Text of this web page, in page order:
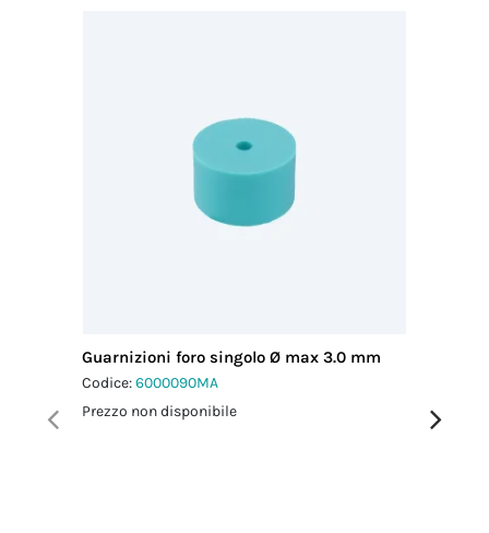
Guarnizioni foro singolo Ø max 3.0 mm
Codice:6000090MA
Prezzo non disponibile
Prezzo